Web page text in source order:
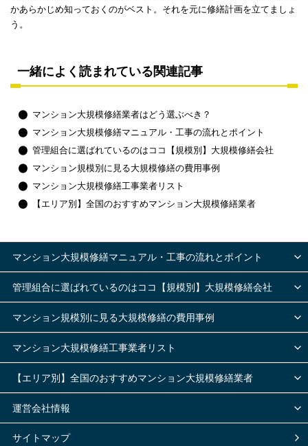
かあらかじめ知っておくのがベスト。それを元に修繕計画を立てましょ
う。
一緒によく読まれている関連記事
マンション大規模修繕業者はどう選ぶべき？
マンション大規模修繕マニュアル・工事の流れとポイント
管理組合に選ばれているのはココ【規模別】大規模修繕会社
マンション規模別に見る大規模修繕の費用事例
マンション大規模修繕工事業者リスト
【エリア別】全国のおすすめマンション大規模修繕業者
マンション大規模修繕マニュアル・工事の流れとポイント
管理組合に選ばれているのはココ【規模別】大規模修繕会社
マンション規模別に見る大規模修繕の費用事例
マンション大規模修繕工事業者リスト
【エリア別】全国のおすすめマンション大規模修繕業者
運営会社情報
サイトマップ